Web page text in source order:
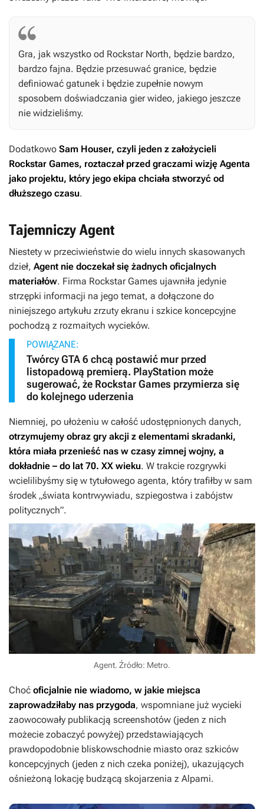
Gra, jak wszystko od Rockstar North, będzie bardzo,
bardzo fajna. Będzie przesuwać granice, będzie
definiować gatunek i będzie zupełnie nowym
sposobem doświadczania gier wideo, jakiego jeszcze
nie widzieliśmy.
Dodatkowo Sam Houser, czyli jeden z założycieli
Rockstar Games, roztaczał przed graczami wizję Agenta
jako projektu, który jego ekipa chciała stworzyć od
dłuższego czasu.
Tajemniczy Agent
Niestety w przeciwieństwie do wielu innych skasowanych
dzieł, Agent nie doczekał się żadnych oficjalnych
materiałów. Firma Rockstar Games ujawniła jedynie
strzępki informacji na jego temat, a dołączone do
niniejszego artykułu zrzuty ekranu i szkice koncepcyjne
pochodzą z rozmaitych wycieków.
POWIĄZANE:
Twórcy GTA 6 chcą postawić mur przed
listopadową premierą. PlayStation może
sugerować, że Rockstar Games przymierza się
do kolejnego uderzenia
Niemniej, po ułożeniu w całość udostępnionych danych,
otrzymujemy obraz gry akcji z elementami skradanki,
która miała przenieść nas w czasy zimnej wojny, a
dokładnie – do lat 70. XX wieku. W trakcie rozgrywki
wcielilibyśmy się w tytułowego agenta, który trafiłby w sam
środek „świata kontrwywiadu, szpiegostwa i zabójstw
politycznych”.
Agent. Źródło: Metro.
Choć oficjalnie nie wiadomo, w jakie miejsca
zaprowadziłaby nas przygoda, wspomniane już wycieki
zaowocowały publikacją screenshotów (jeden z nich
możecie zobaczyć powyżej) przedstawiających
prawdopodobnie bliskowschodnie miasto oraz szkiców
koncepcyjnych (jeden z nich czeka poniżej), ukazujących
ośnieżoną lokację budzącą skojarzenia z Alpami.